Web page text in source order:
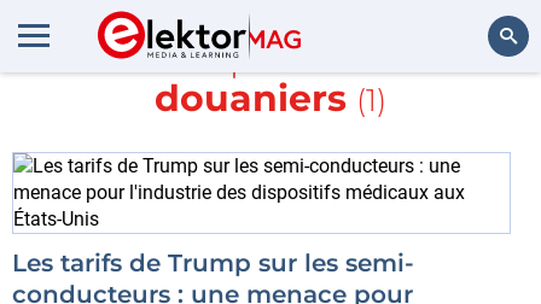
En savoir plus sur
douaniers (1)
Les tarifs de Trump sur les semi-
conducteurs : une menace pour